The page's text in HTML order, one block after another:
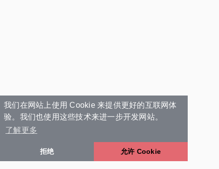
我们在网站上使用 Cookie 来提供更好的互联网体
验。我们也使用这些技术来进一步开发网站。
了解更多
拒绝 允许 Cookie